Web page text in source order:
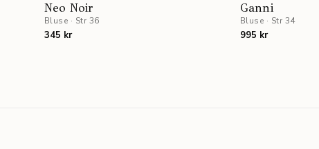
Neo Noir
Bluse · Str 36
345 kr
Ganni
Bluse · Str 34
995 kr